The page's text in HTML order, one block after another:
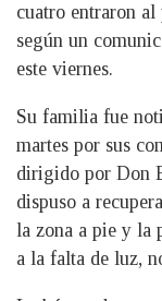
cuatro entraron al
según un
este viernes.
Su familia fue
martes por sus
dirigido por Don
dispuso a
la zona a pie y la
a la falta de luz,